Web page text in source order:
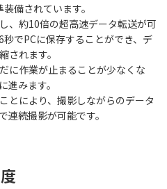
備されています。
、約10倍の超高速データ転送が可
でPCに保存することができ、デ
されます。
に作業が止まることが少なくな
進みます。
とにより、撮影しながらのデータ
連続撮影が可能です。